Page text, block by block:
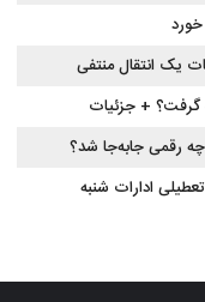
یک انتقال منتفی
گرفت؟ + جزئیات
چه رقمی جابه‌جا شد؟
تعطیلی ادارات شنبه